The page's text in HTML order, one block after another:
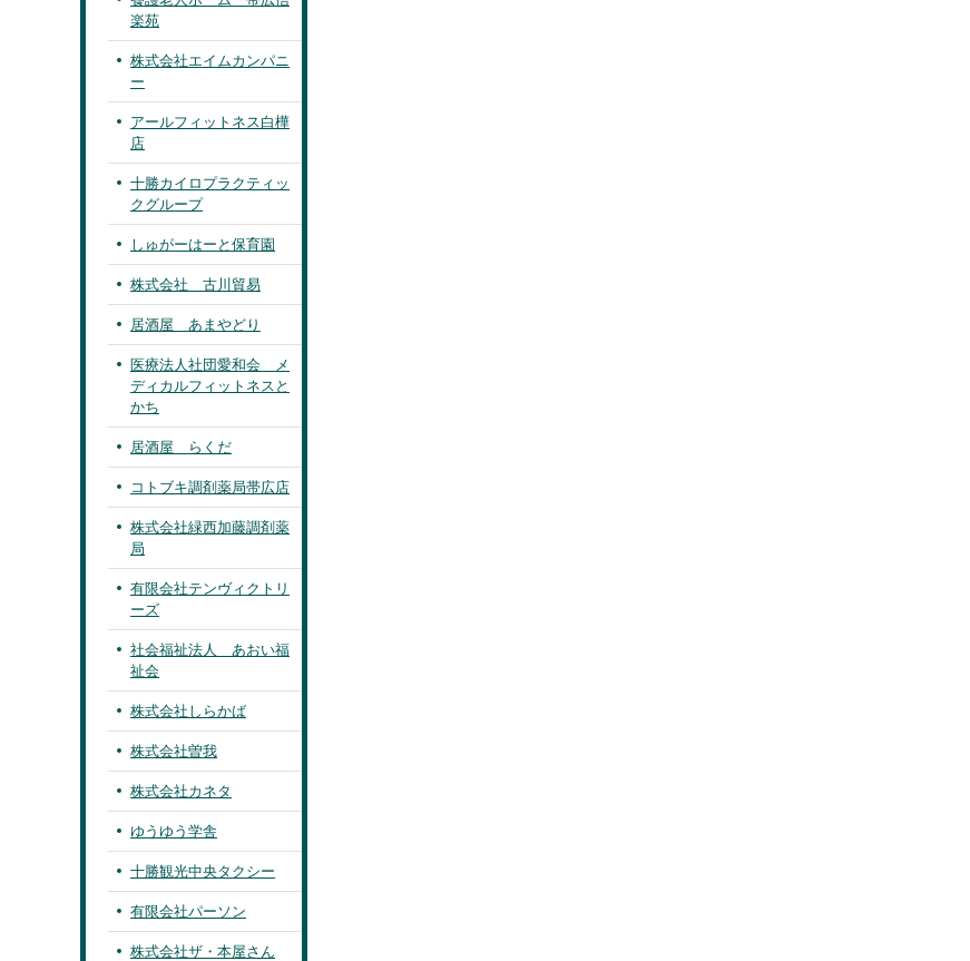
楽苑
株式会社エイムカンパニ
ー
アールフィットネス白樺
店
十勝カイロプラクティッ
クグループ
しゅがーはーと保育園
株式会社 古川貿易
居酒屋 あまやどり
医療法人社団愛和会 メ
ディカルフィットネスと
かち
居酒屋 らくだ
コトブキ調剤薬局帯広店
株式会社緑西加藤調剤薬
局
有限会社テンヴィクトリ
ーズ
社会福祉法人 あおい福
祉会
株式会社しらかば
株式会社曽我
株式会社カネタ
ゆうゆう学舎
十勝観光中央タクシー
有限会社パーソン
株式会社ザ・本屋さん